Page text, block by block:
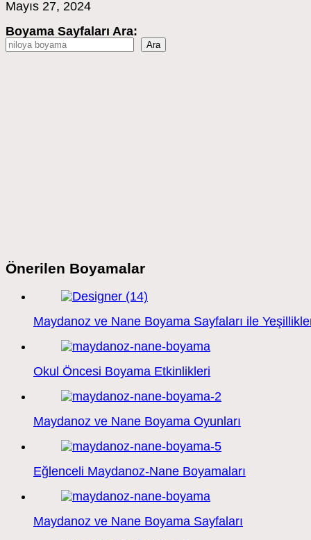
Mayıs 27, 2024
Boyama Sayfaları Ara:
Ara
Önerilen Boyamalar
Maydanoz ve Nane Boyama Sayfaları ile
Okul Öncesi Boyama Etkinlikleri
Maydanoz ve Nane Boyama Oyunları
Eğlenceli Maydanoz-Nane Boyamaları
Maydanoz ve Nane Boyama Sayfaları